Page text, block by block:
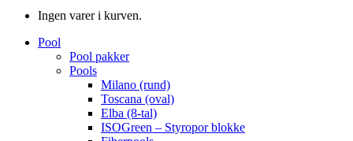
Ingen varer i kurven.
Pool
Pool pakker
Pools
Milano (rund)
Toscana (oval)
Elba (8-tal)
ISOGreen – Styropor blokke